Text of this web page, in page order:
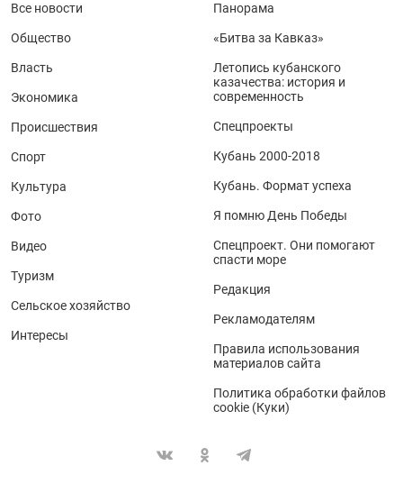
Все новости
Общество
Власть
Экономика
Происшествия
Спорт
Культура
Фото
Видео
Туризм
Сельское хозяйство
Интересы
Панорама
«Битва за Кавказ»
Летопись кубанского
казачества: история и
современность
Спецпроекты
Кубань 2000-2018
Кубань. Формат успеха
Я помню День Победы
Спецпроект. Они помогают
спасти море
Редакция
Рекламодателям
Правила использования
материалов сайта
Политика обработки файлов
cookie (Куки)